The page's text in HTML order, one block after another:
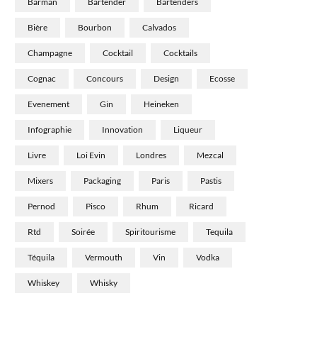
Bière Bourbon Calvados
Champagne Cocktail Cocktails
Cognac Concours Design Ecosse
Evenement Gin Heineken
Infographie Innovation Liqueur
Livre Loi Evin Londres Mezcal
Mixers Packaging Paris Pastis
Pernod Pisco Rhum Ricard
Rtd Soirée Spiritourisme Tequila
Téquila Vermouth Vin Vodka
Whiskey Whisky